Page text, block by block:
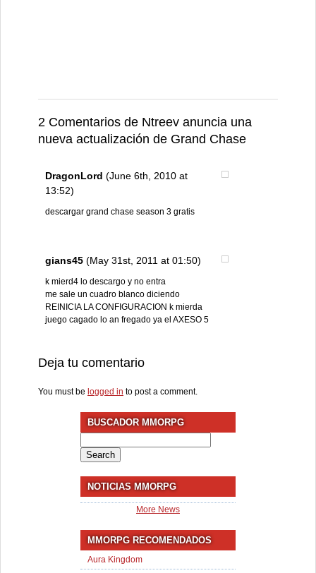
2 Comentarios de Ntreev anuncia una
nueva actualización de Grand Chase
DragonLord (June 6th, 2010 at
13:52)
descargar grand chase season 3 gratis
gians45 (May 31st, 2011 at 01:50)
k mierd4 lo descargo y no entra
me sale un cuadro blanco diciendo
REINICIA LA CONFIGURACION k mierda
juego cagado lo an fregado ya el AXESO 5
Deja tu comentario
You must be logged in to post a comment.
BUSCADOR MMORPG
for:
NOTICIAS MMORPG
More News
MMORPG RECOMENDADOS
Aura Kingdom